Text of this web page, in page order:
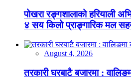
पोखरा रङ्गशालाको हरियाली
४ सय किलो प्राङ्गारिक मल
August 4, 2026
तरकारी घरबाटै बजारमा :